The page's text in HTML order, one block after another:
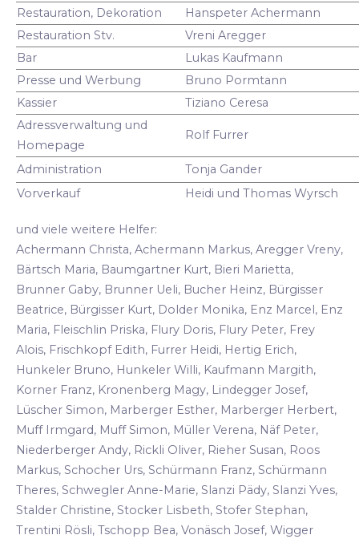
Restauration, Dekoration
Hanspeter Achermann
Restauration Stv.
Vreni Aregger
Bar
Lukas Kaufmann
Presse und Werbung
Bruno Pormtann
Kassier
Tiziano Ceresa
Adressverwaltung und
Homepage
Rolf Furrer
Administration
Tonja Gander
Vorverkauf
Heidi und Thomas Wyrsch
und viele weitere Helfer:
Achermann Christa, Achermann Markus, Aregger Vreny,
Bärtsch Maria, Baumgartner Kurt, Bieri Marietta,
Brunner Gaby, Brunner Ueli, Bucher Heinz, Bürgisser
Beatrice, Bürgisser Kurt, Dolder Monika, Enz Marcel, Enz
Maria, Fleischlin Priska, Flury Doris, Flury Peter, Frey
Alois, Frischkopf Edith, Furrer Heidi, Hertig Erich,
Hunkeler Bruno, Hunkeler Willi, Kaufmann Margith,
Korner Franz, Kronenberg Magy, Lindegger Josef,
Lüscher Simon, Marberger Esther, Marberger Herbert,
Muff Irmgard, Muff Simon, Müller Verena, Näf Peter,
Niederberger Andy, Rickli Oliver, Rieher Susan, Roos
Markus, Schocher Urs, Schürmann Franz, Schürmann
Theres, Schwegler Anne-Marie, Slanzi Pädy, Slanzi Yves,
Stalder Christine, Stocker Lisbeth, Stofer Stephan,
Trentini Rösli, Tschopp Bea, Vonäsch Josef, Wigger